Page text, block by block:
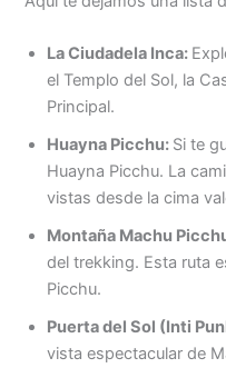
La Ciudadela Inca:
el Templo del Sol, la
Principal.
Huayna Picchu: Si te
Huayna Picchu. La
vistas desde la cima
Montaña Machu
del trekking. Esta ruta
Picchu.
Puerta del Sol (Inti
vista espectacular de